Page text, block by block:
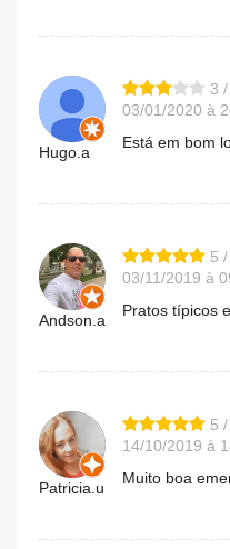
Hugo.a
3
03/01/2020 à
Está em bom
Andson.a
5
03/11/2019 à
Pratos típicos
Patricia.u
5
14/10/2019 à
Muito boa